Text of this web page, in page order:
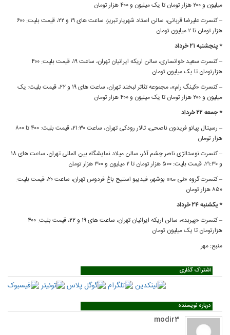
میلیون و ۲۰۰ هزار تومان تا یک میلیون و ۴۰۰ هزار تومان
– کنسرت علیرضا قربانی، سالن استاد شهریار تبریز، ساعت های ۱۹ و ۲۲، قیمت بلیت: ۶۰۰
هزار تومان تا ۲ میلیون تومان
* پنجشنبه ۲۱ خرداد
– کنسرت سعید خوانساری، سالن اریکه ایرانیان تهران، ساعت ۱۹، قیمت بلیت: ۴۰۰
هزارتومان تا یک میلیون تومان
– کنسرت «کینگ رام»، مجموعه تئاتر لبخند تهران، ساعت های ۱۹ و ۲۲، قیمت بلیت: یک
میلیون و ۲۰۰ هزار تومان تا یک میلیون و ۴۰۰ هزار تومان
* جمعه ۲۲ خرداد
– رسیتال پیانو فریدون ناصحی، تالار رودکی تهران، ساعت ۲۱:۳۰، قیمت بلیت: ۴۰۰ تا ۸۰۰
هزار تومان
– کنسرت نوستالژی ناصر چشم آذر، سالن میلاد نمایشگاه بین المللی تهران، ساعت های ۱۸
و ۲۱:۳۰، قیمت بلیت: ۵۰۰ هزار تومان تا ۲ میلیون و ۳۰۰ هزار تومان
– کنسرت گروه «نی مه» بوشهر، فیدیبو استیج باغ فردوس تهران، ساعت ۲۰، قیمت بلیت:
۸۵۰ هزار تومان
* یکشنبه ۲۴ خرداد
– کنسرت «پیربد»، سالن اریکه ایرانیان تهران، ساعت های ۱۹ و ۲۲، قیمت بلیت: ۴۰۰
هزارتومان تا یک میلیون تومان
منبع: مهر
اشتراک گذاری
درباره نویسنده
modir3